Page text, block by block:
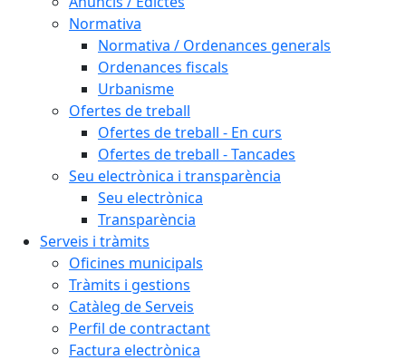
Normativa
Normativa / Ordenances generals
Ordenances fiscals
Urbanisme
Ofertes de treball
Ofertes de treball - En curs
Ofertes de treball - Tancades
Seu electrònica i transparència
Seu electrònica
Transparència
Serveis i tràmits
Oficines municipals
Tràmits i gestions
Catàleg de Serveis
Perfil de contractant
Factura electrònica